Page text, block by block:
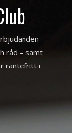
råd – samt
räntefritt i